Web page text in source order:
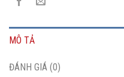
MÔ TẢ
ĐÁNH GIÁ (0)